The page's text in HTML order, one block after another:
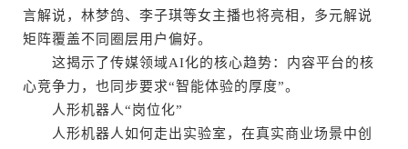
言解说，林梦鸽、李子琪等女主播也将亮相，多元解说
矩阵覆盖不同圈层用户偏好。
这揭示了传媒领域AI化的核心趋势：内容平台的核
心竞争力，也同步要求“智能体验的厚度”。
人形机器人“岗位化”
人形机器人如何走出实验室，在真实商业场景中创